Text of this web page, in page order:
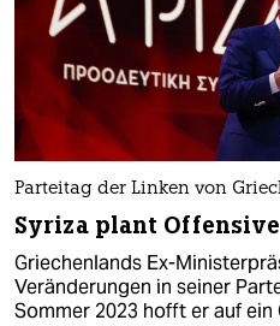
Parteitag der Linken von
Syriza plant Offensive
Griechenlands Ex-
Veränderungen in seiner
Sommer 2023 hofft er auf ein